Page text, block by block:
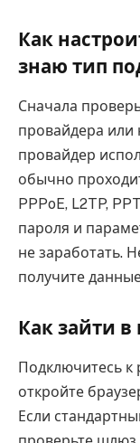
Как
знаю тип
Сначала
провайдера или
провайдер
обычно
PPPoE, L2TP,
пароля и
не заработать.
получите
Как зайти в
Подключитесь к
откройте
Если